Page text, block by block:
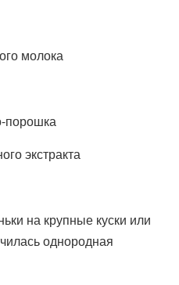
молока
порошка
экстракта
на крупные куски или
однородная